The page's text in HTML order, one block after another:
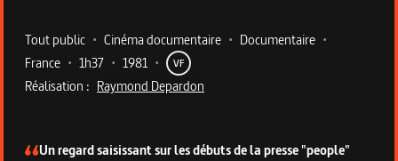
Metadata du programme
Tout public • Cinéma documentaire • Documentaire •
France • 1h37 • 1981 • VF
Réalisation : Raymond Depardon
Un regard saisissant sur les débuts de la presse "people"